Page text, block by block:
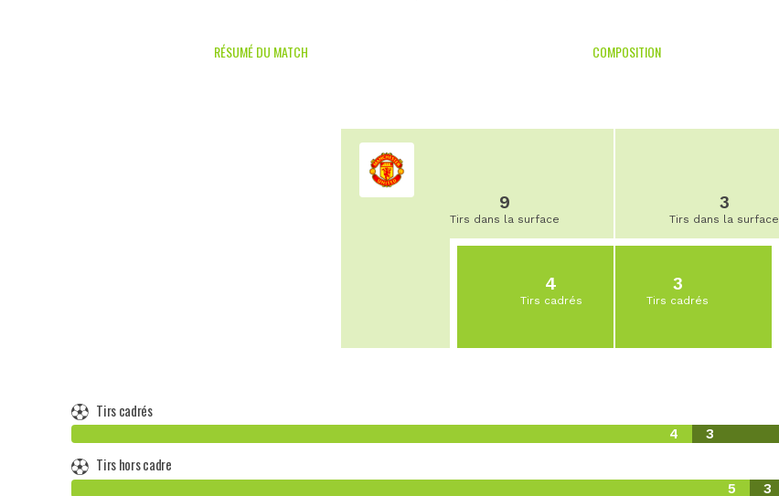
RÉSUMÉ DU MATCH COMPOSITION
9
Tirs dans la surface
4
Tirs cadrés
3
Tirs dans la surface
3
Tirs cadrés
Tirs cadrés
4 3
Tirs hors cadre
5 3